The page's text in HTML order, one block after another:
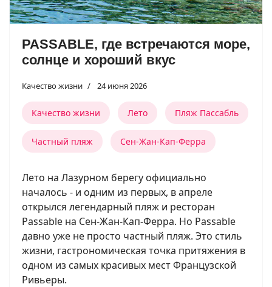
PASSABLE, где встречаются море,
солнце и хороший вкус
Качество жизни 24 июня 2026
Качество жизни Лето Пляж Пассабль
Частный пляж Сен-Жан-Кап-Ферра
Лето на Лазурном берегу официально
началось - и одним из первых, в апреле
открылся легендарный пляж и ресторан
Passable на Сен-Жан-Кап-Ферра. Но Passable
давно уже не просто частный пляж. Это стиль
жизни, гастрономическая точка притяжения в
одном из самых красивых мест Французской
Ривьеры.